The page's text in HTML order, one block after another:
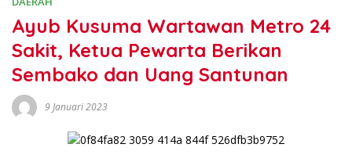
Ayub Kusuma Wartawan Metro 24
Sakit, Ketua Pewarta Berikan
Sembako dan Uang Santunan
9 Januari 2023